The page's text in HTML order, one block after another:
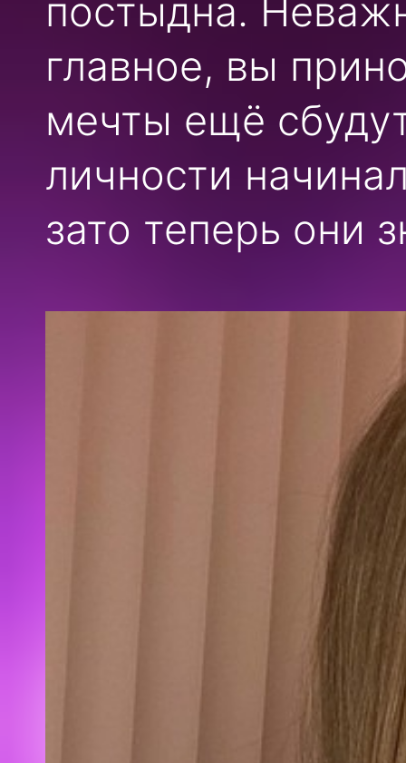
постыдна.
главное, вы
мечты ещё
личности
зато теперь они